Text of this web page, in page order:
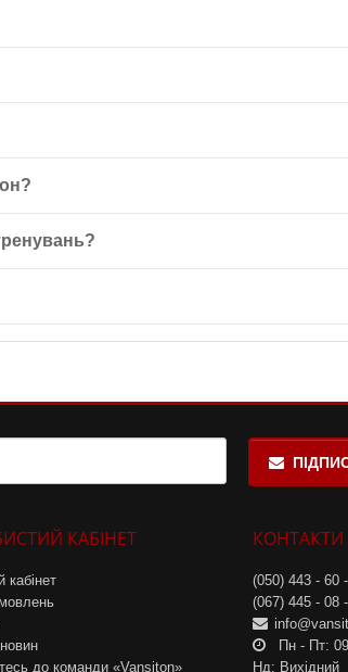
підвищуючи силу і витривалість.
для набору маси.
КАБІНЕТ
кабінет
до команди «Vansiton»
КОНТАКТИ
(050) 443 - 60
(067) 445 - 08
Пн - Пт:
Нд: Вихідний